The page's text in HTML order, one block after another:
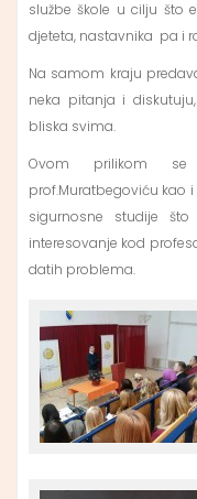
službe škole u cilju što
djeteta, nastavnika pa i
Na samom kraju
neka pitanja i
bliska svima.
Ovom prilikom se
prof.Muratbegoviću kao
sigurnosne studije
interesovanje kod
datih problema.